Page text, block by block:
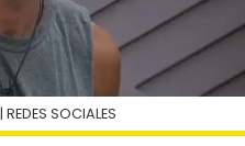
| REDES SOCIALES